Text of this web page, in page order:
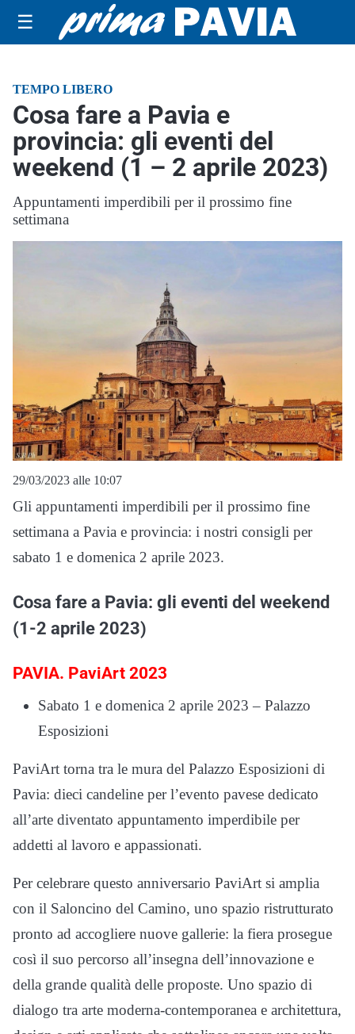
☰
TEMPO LIBERO
Cosa fare a Pavia e
provincia: gli eventi del
weekend (1 – 2 aprile 2023)
Appuntamenti imperdibili per il prossimo fine
settimana
29/03/2023 alle 10:07
Gli appuntamenti imperdibili per il prossimo fine
settimana a Pavia e provincia: i nostri consigli per
sabato 1 e domenica 2 aprile 2023.
Cosa fare a Pavia: gli eventi del weekend
(1-2 aprile 2023)
PAVIA. PaviArt 2023
Sabato 1 e domenica 2 aprile 2023 – Palazzo
Esposizioni
PaviArt torna tra le mura del Palazzo Esposizioni di
Pavia: dieci candeline per l’evento pavese dedicato
all’arte diventato appuntamento imperdibile per
addetti al lavoro e appassionati.
Per celebrare questo anniversario PaviArt si amplia
con il Saloncino del Camino, uno spazio ristrutturato
pronto ad accogliere nuove gallerie: la fiera prosegue
così il suo percorso all’insegna dell’innovazione e
della grande qualità delle proposte. Uno spazio di
dialogo tra arte moderna-contemporanea e architettura,